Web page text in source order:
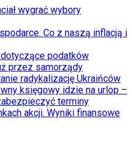
wygrać wybory
Co z naszą inflacją i
dotyczące podatków
przez samorządy
radykalizację Ukraińców
księgowy idzie na urlop –
terminy
akcji. Wyniki finansowe